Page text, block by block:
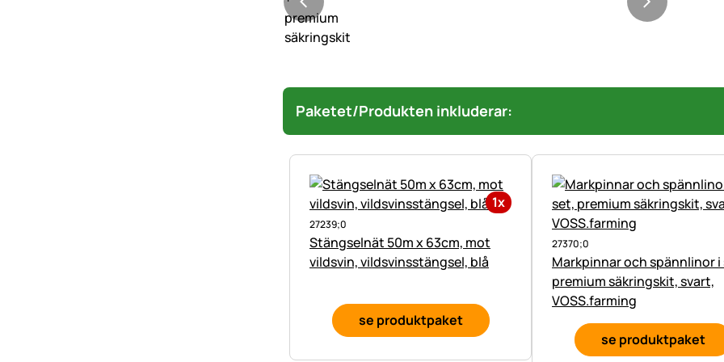
Paketet/Produkten inkluderar:
1x
27239;0
Stängselnät 50m x 63cm, mot
vildsvin, vildsvinsstängsel, blå
se produktpaket
27370;0
Markpinnar och spännlinor i
premium säkringskit, svart,
VOSS.farming
se produktpaket